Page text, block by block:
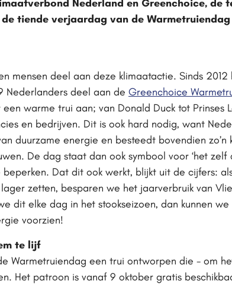
Nederland en Greenchoice, de
tiende verjaardag van de
mensen deel aan deze klimaatactie. Sinds
Nederlanders deel aan de Greenchoice
warme trui aan; van Donald Duck tot Prinses
en bedrijven. Dit is ook hard nodig, want
duurzame energie en besteedt bovendien
De dag staat dan ook symbool voor ‘het zelf
Dat dit ook werkt, blijkt uit de cijfers:
zetten, besparen we het jaarverbruik van
dit elke dag in het stookseizoen, dan kunnen
voorzien!
te lijf
Warmetruiendag een trui ontworpen die - om
Het patroon is vanaf 9 oktober gratis